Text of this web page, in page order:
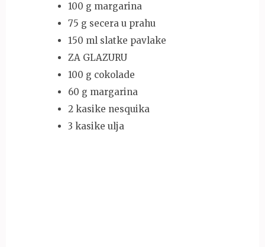
100 g margarina
75 g secera u prahu
150 ml slatke pavlake
ZA GLAZURU
100 g cokolade
60 g margarina
2 kasike nesquika
3 kasike ulja